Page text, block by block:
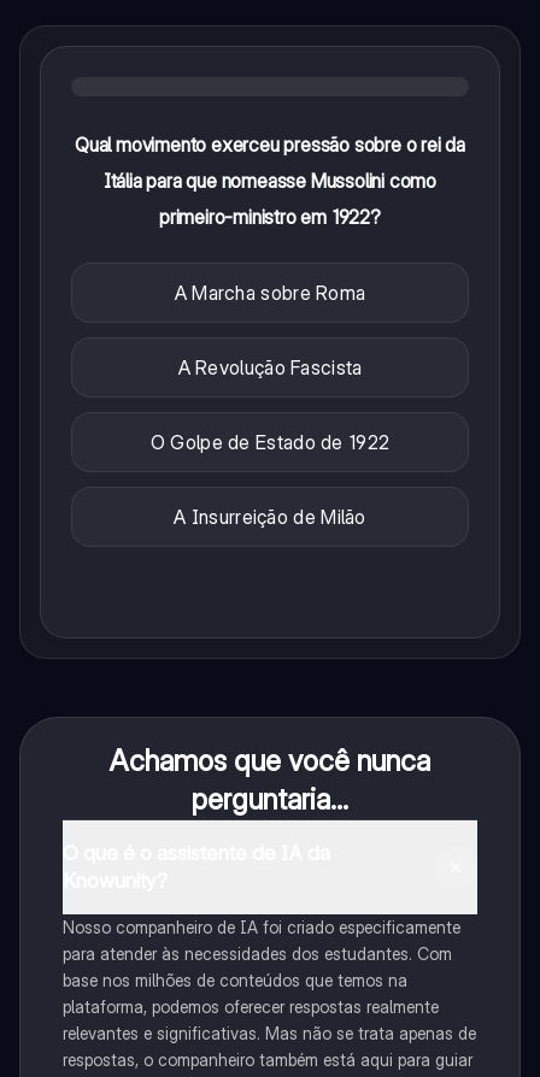
Qual movimento exerceu pressão sobre o rei da
Itália para que nomeasse Mussolini como
primeiro-ministro em 1922?
A Marcha sobre Roma
A Revolução Fascista
O Golpe de Estado de 1922
A Insurreição de Milão
Achamos que você nunca
perguntaria...
Nosso companheiro de IA foi criado especificamente
para atender às necessidades dos estudantes. Com
base nos milhões de conteúdos que temos na
plataforma, podemos oferecer respostas realmente
relevantes e significativas. Mas não se trata apenas de
respostas, o companheiro também está aqui para guiar